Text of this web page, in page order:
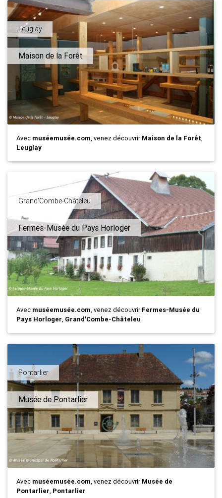
Leuglay
Maison de la Forêt
Avec muséemusée.com, venez découvrirMaison de la Forêt,
Leuglay
Grand'Combe-Châteleu
Fermes-Musée du Pays Horloger
Avec muséemusée.com, venez découvrirFermes-Musée du
Pays Horloger, Grand'Combe-Châteleu
Pontarlier
Musée de Pontarlier
Avec muséemusée.com, venez découvrirMusée de
Pontarlier, Pontarlier